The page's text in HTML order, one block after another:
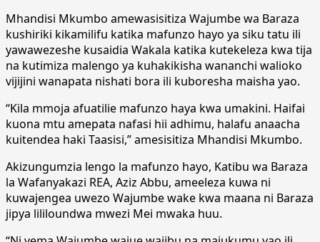
Mhandisi Mkumbo amewasisitiza Wajumbe wa Baraza
kushiriki kikamilifu katika mafunzo hayo ya siku tatu ili
yawawezeshe kusaidia Wakala katika kutekeleza kwa tija
na kutimiza malengo ya kuhakikisha wananchi walioko
vijijini wanapata nishati bora ili kuboresha maisha yao.
“Kila mmoja afuatilie mafunzo haya kwa umakini. Haifai
kuona mtu amepata nafasi hii adhimu, halafu anaacha
kuitendea haki Taasisi,” amesisitiza Mhandisi Mkumbo.
Akizungumzia lengo la mafunzo hayo, Katibu wa Baraza
la Wafanyakazi REA, Aziz Abbu, ameeleza kuwa ni
kuwajengea uwezo Wajumbe wake kwa maana ni Baraza
jipya lililoundwa mwezi Mei mwaka huu.